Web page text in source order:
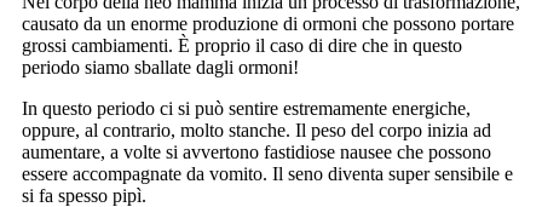
causato da un enorme produzione di ormoni che possono portare
grossi cambiamenti. È proprio il caso di dire che in questo
periodo siamo sballate dagli ormoni!
In questo periodo ci si può sentire estremamente energiche,
oppure, al contrario, molto stanche. Il peso del corpo inizia ad
aumentare, a volte si avvertono fastidiose nausee che possono
essere accompagnate da vomito. Il seno diventa super sensibile e
si fa spesso pipì.